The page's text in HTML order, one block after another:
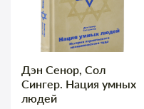
Дэн Сенор, Сол
Сингер. Нация умных
людей